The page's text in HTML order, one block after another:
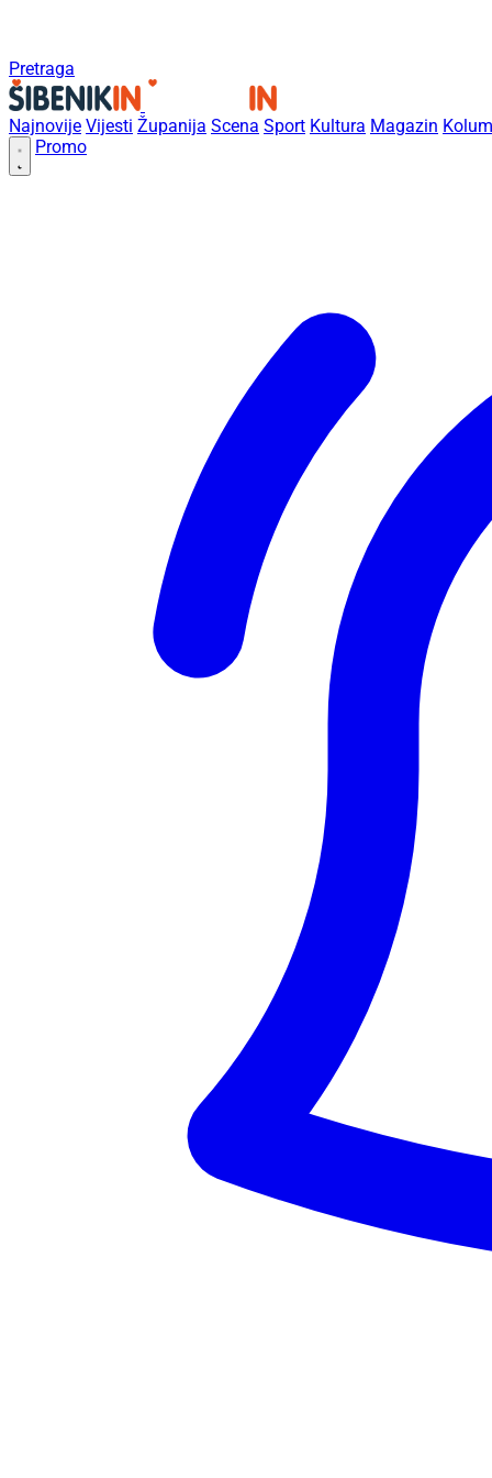
Pretraga
Najnovije Vijesti Županija Scena Sport Kultura Magazin
Promo